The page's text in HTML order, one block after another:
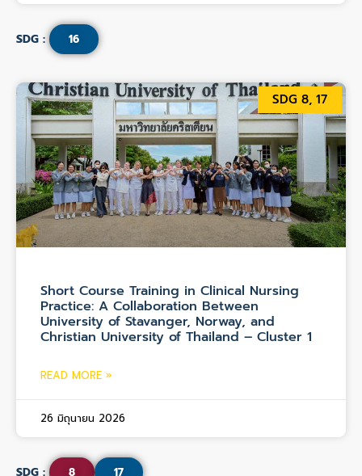
SDG : 16
SDG 8, 17
Short Course Training in Clinical Nursing
Practice: A Collaboration Between
University of Stavanger, Norway, and
Christian University of Thailand – Cluster 1
READ MORE »
26 มิถุนายน 2026
SDG : 8 17